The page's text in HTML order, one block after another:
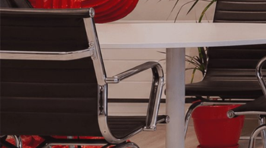
L’Agence de
communication
qui propulse
Votre
Business